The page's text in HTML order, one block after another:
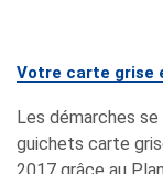
Votre carte grise
Les démarches
guichets carte